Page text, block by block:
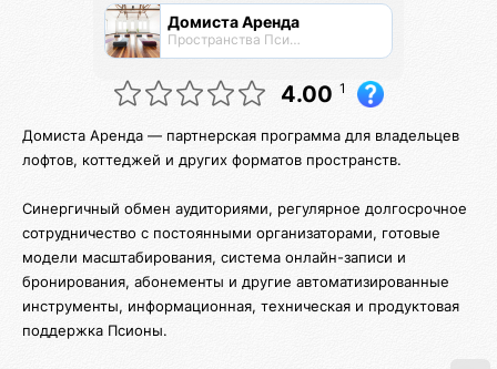
Домиста Аренда
Пространства Псионы для работы и отдыха
4.00 1
Домиста Аренда — партнерская программа для владельцев
лофтов, коттеджей и других форматов пространств.
Синергичный обмен аудиториями, регулярное долгосрочное
сотрудничество с постоянными организаторами, готовые
модели масштабирования, система онлайн-записи и
бронирования, абонементы и другие автоматизированные
инструменты, информационная, техническая и продуктовая
поддержка Псионы.